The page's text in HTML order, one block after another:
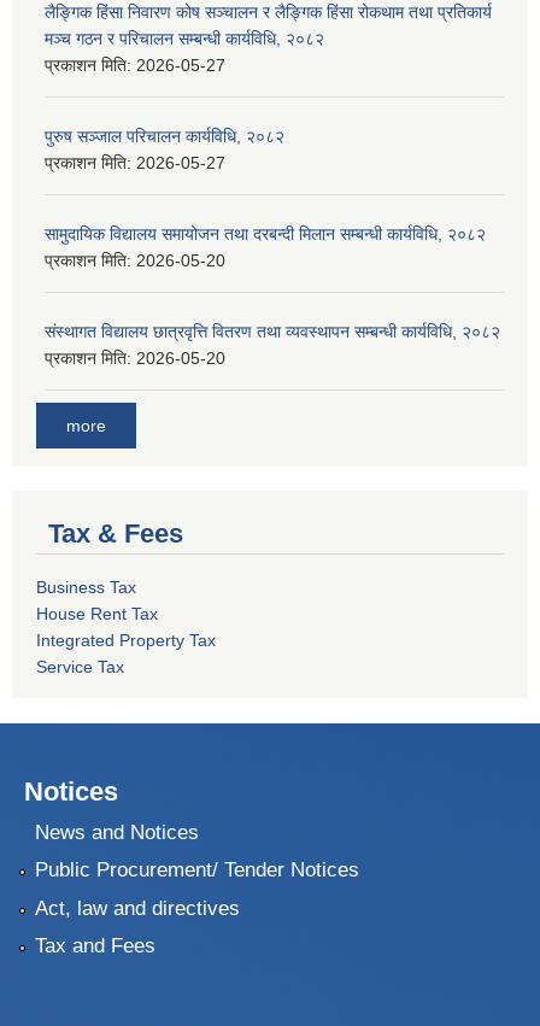
लैङ्गिक हिंसा निवारण कोष सञ्चालन र लैङ्गिक हिंसा रोकथाम तथा प्रतिकार्य
मञ्च गठन र परिचालन सम्बन्धी कार्यविधि, २०८२
प्रकाशन मिति: 2026-05-27
पुरुष सञ्जाल परिचालन कार्यविधि, २०८२
प्रकाशन मिति: 2026-05-27
सामुदायिक विद्यालय समायोजन तथा दरबन्दी मिलान सम्बन्धी कार्यविधि, २०८२
प्रकाशन मिति: 2026-05-20
संस्थागत विद्यालय छात्रवृत्ति वितरण तथा व्यवस्थापन सम्बन्धी कार्यविधि, २०८२
प्रकाशन मिति: 2026-05-20
more
Tax & Fees
Business Tax
House Rent Tax
Integrated Property Tax
Service Tax
Notices
News and Notices
Public Procurement/ Tender Notices
Act, law and directives
Tax and Fees